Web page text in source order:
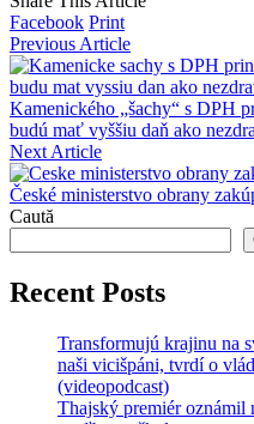
Facebook Print
Previous Article
Kamenického „šachy“ s DPH
budú mať vyššiu daň ako
Next Article
České ministerstvo obrany
Caută
Recent Posts
Transformujú krajinu na
naši vicišpáni, tvrdí o
(videopodcast)
Thajský premiér oznámil